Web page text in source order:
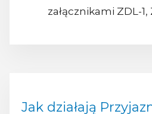
załącznikami ZDL-1,
Jak działają